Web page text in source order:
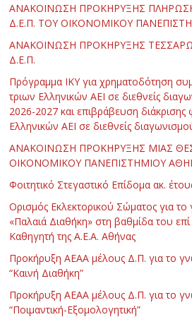
ΑΝΑΚΟΙΝΩΣΗ ΠΡΟΚΗΡΥΞΗΣ
Δ.Ε.Π. ΤΟΥ ΟΙΚΟΝΟΜΙΚΟΥ
ΑΝΑΚΟΙΝΩΣΗ ΠΡΟΚΗΡΥΞΗΣ
Δ.Ε.Π.
Πρόγραμμα ΙΚΥ για χρηματοδότηση
τριων Ελληνικών ΑΕΙ σε διεθνείς
2026-2027 και επιβράβευση διάκρισης
Ελληνικών ΑΕΙ σε διεθνείς
ΑΝΑΚΟΙΝΩΣΗ ΠΡΟΚΗΡΥΞΗΣ ΜΙΑΣ
ΟΙΚΟΝΟΜΙΚΟΥ ΠΑΝΕΠΙΣΤΗΜΙΟΥ
Φοιτητικό Στεγαστικό Επίδομα ακ.
Ορισμός Εκλεκτορικού Σώματος για το
«Παλαιά Διαθήκη» στη βαθμίδα του
Καθηγητή της Α.Ε.Α. Αθήνας
Προκήρυξη ΑΕΑΑ μέλους Δ.Π. για το
“Καινή Διαθήκη”
Προκήρυξη ΑΕΑΑ μέλους Δ.Π. για το
“Ποιμαντική-Εξομολογητική”